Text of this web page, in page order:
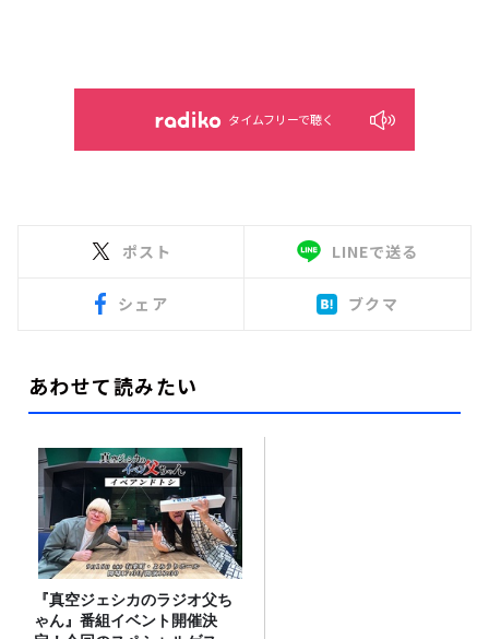
タイムフリーで聴く
ポスト LINEで送る
シェア ブクマ
あわせて読みたい
『真空ジェシカのラジオ父ち
ゃん』番組イベント開催決